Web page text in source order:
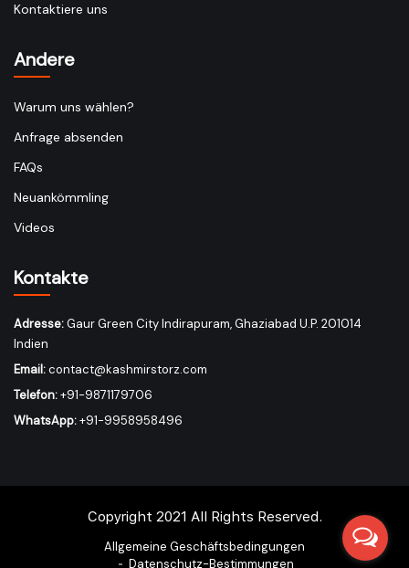
Kontaktiere uns
Andere
Warum uns wählen?
Anfrage absenden
FAQs
Neuankömmling
Videos
Kontakte
Adresse:Gaur Green City Indirapuram, Ghaziabad U.P. 201014
Indien
Email:contact@kashmirstorz.com
Telefon:+91-9871179706
WhatsApp:+91-9958958496
Copyright 2021 All Rights Reserved.
Allgemeine Geschäftsbedingungen
Datenschutz-Bestimmungen